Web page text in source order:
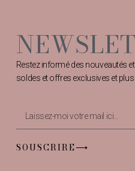
Restez informé des nouveautés
soldes et offres exclusives et
SOUSCRIRE⟶